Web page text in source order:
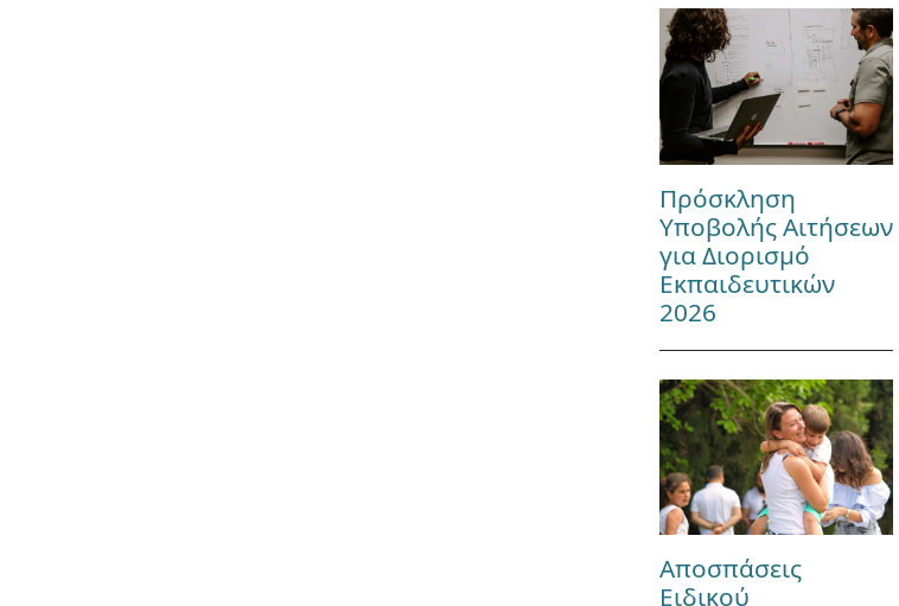
Πρόσκληση
Υποβολής Αιτήσεων
για Διορισμό
Εκπαιδευτικών
2026
Αποσπάσεις
Ειδικού